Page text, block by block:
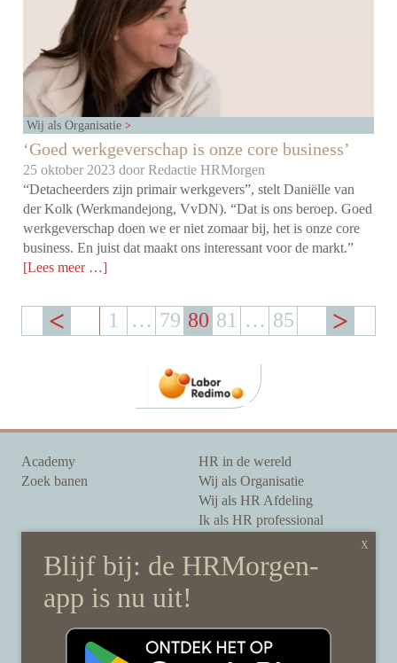
Wij als Organisatie
‘Goed werkgeverschap is onze core business’
25 oktober 2023 doorRedactie HRMorgen
“Detacheerders zijn primair werkgevers”, stelt Daniëlle van
der Kolk (Werkmandejong, VvDN). “Dat is ons beroep. Goed
werkgeverschap doen we er niet zomaar bij, het is onze core
business. En juist dat maakt ons interessant voor de markt.”
[Lees meer …]
1 … 79 80 81 … 85
Academy
Zoek banen
HR in de wereld
Wij als Organisatie
Wij als HR Afdeling
Ik als HR professional
Onze auteurs
Onze partners
Sponsoring
Over HRMorgen
Disclaimer & gedragscode